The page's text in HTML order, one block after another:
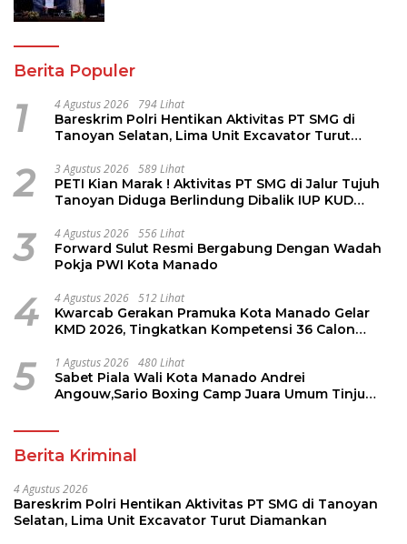
Berita Populer
1 4 Agustus 2026 794 Lihat
Bareskrim Polri Hentikan Aktivitas PT SMG di
Tanoyan Selatan, Lima Unit Excavator Turut
2 3 Agustus 2026 589 Lihat
PETI Kian Marak ! Aktivitas PT SMG di Jalur Tujuh
Tanoyan Diduga Berlindung Dibalik IUP KUD
3 4 Agustus 2026 556 Lihat
Forward Sulut Resmi Bergabung Dengan Wadah
Pokja PWI Kota Manado
4 4 Agustus 2026 512 Lihat
Kwarcab Gerakan Pramuka Kota Manado Gelar
KMD 2026, Tingkatkan Kompetensi 36 Calon
5 1 Agustus 2026 480 Lihat
Sabet Piala Wali Kota Manado Andrei
Angouw,Sario Boxing Camp Juara Umum Tinju
Berita Kriminal
4 Agustus 2026
Bareskrim Polri Hentikan Aktivitas PT SMG di Tanoyan
Selatan, Lima Unit Excavator Turut Diamankan